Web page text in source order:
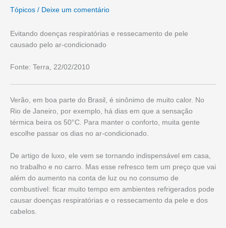
Tópicos / Deixe um comentário
Evitando doenças respiratórias e ressecamento de pele
causado pelo ar-condicionado
Fonte: Terra, 22/02/2010
Verão, em boa parte do Brasil, é sinônimo de muito calor. No
Rio de Janeiro, por exemplo, há dias em que a sensação
térmica beira os 50°C. Para manter o conforto, muita gente
escolhe passar os dias no ar-condicionado.
De artigo de luxo, ele vem se tornando indispensável em casa,
no trabalho e no carro. Mas esse refresco tem um preço que vai
além do aumento na conta de luz ou no consumo de
combustível: ficar muito tempo em ambientes refrigerados pode
causar doenças respiratórias e o ressecamento da pele e dos
cabelos.